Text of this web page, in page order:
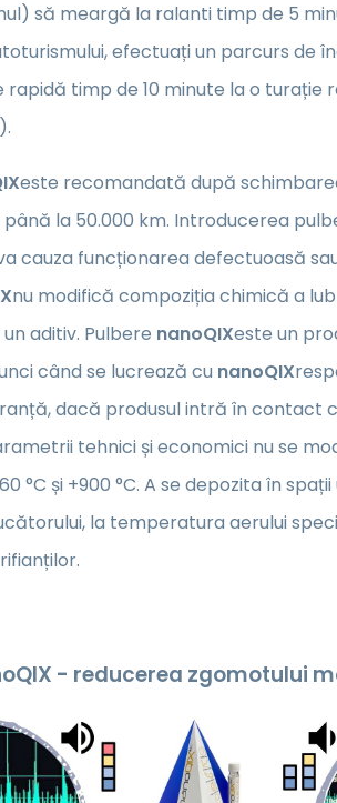
să meargă la ralanti timp de 5
efectuați un parcurs de
timp de 10 minute la o turație
este recomandată după
la 50.000 km. Introducerea
cauza funcționarea defectuoasă
nu modifică compoziția chimică a
aditiv. Pulbere nanoQIXeste un
când se lucrează cu nanoQIX
dacă produsul intră în contact
tehnici și economici nu se
°C și +900 °C. A se depozita în
la temperatura aerului
- reducerea zgomotului